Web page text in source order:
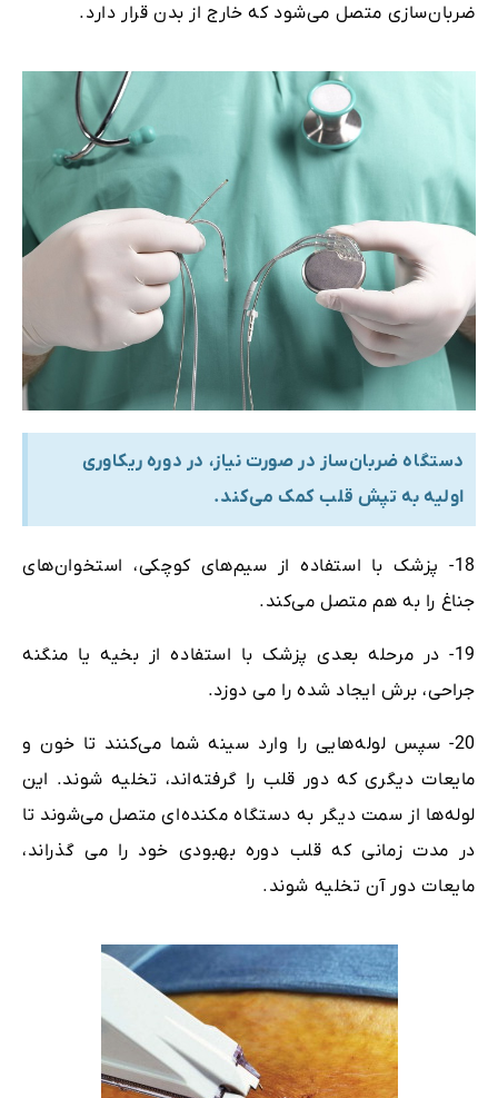
ضربان‌سازی متصل می‌شود که خارج از بدن قرار دارد.
دستگاه ضربان‌ساز در صورت نیاز، در دوره ریکاوری
اولیه به تپش قلب کمک می‌کند.
18- پزشک با استفاده از سیم‌های کوچکی، استخوان‌های
جناغ را به هم متصل می‌کند.
19- در مرحله بعدی پزشک با استفاده از بخیه یا منگنه
جراحی، برش ایجاد شده را می دوزد.
20- سپس لوله‌هایی را وارد سینه شما می‌کنند تا خون و
مایعات دیگری که دور قلب را گرفته‌اند، تخلیه شوند. این
لوله‌ها از سمت دیگر به دستگاه مکنده‌ای متصل می‌شوند تا
در مدت زمانی که قلب دوره بهبودی خود را می گذراند،
مایعات دور آن تخلیه شوند.